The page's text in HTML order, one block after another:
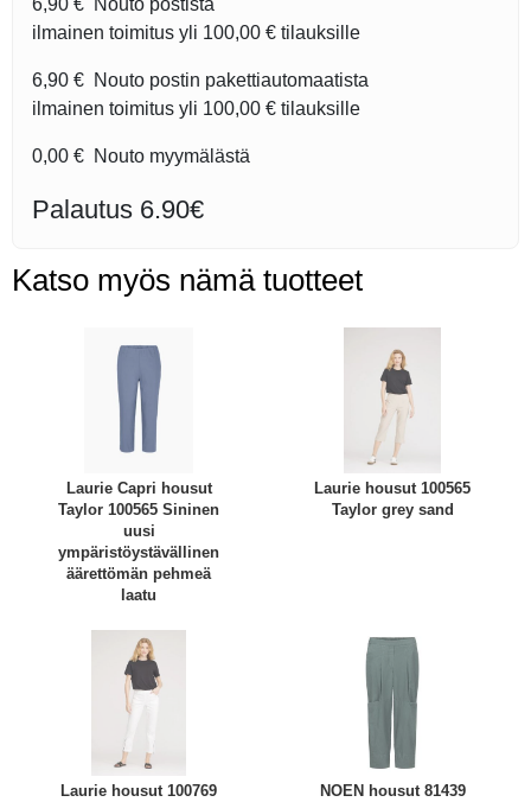
ilmainen toimitus yli 100,00 € tilauksille
6,90 € Nouto postin pakettiautomaatista
ilmainen toimitus yli 100,00 € tilauksille
0,00 € Nouto myymälästä
Palautus 6.90€
Katso myös nämä tuotteet
Laurie Capri housut
Taylor 100565 Sininen
uusi
ympäristöystävällinen
äärettömän pehmeä
laatu
Laurie housut 100565
Taylor grey sand
Laurie housut 100769
NOEN housut 81439